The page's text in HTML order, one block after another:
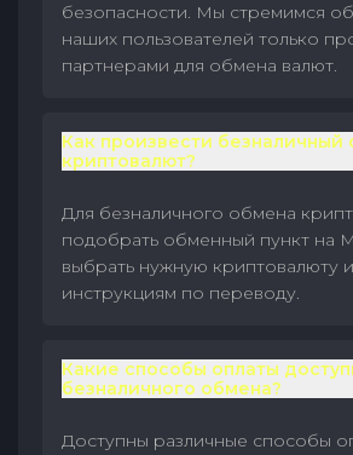
безопасности. Мы стремимся
наших пользователей только
партнерами для обмена валют.
Как произвести безналичный
криптовалют?
Для безналичного обмена
подобрать обменный пункт на
выбрать нужную криптовалюту
инструкциям по переводу.
Какие способы оплаты
безналичного обмена?
Доступны различные способы